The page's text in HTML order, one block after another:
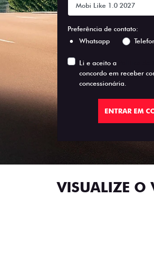
Preferência de contato:
Whatsapp
Li e aceito a
concordo em receber
concessionária.
ENTRAR EM
VISUALIZE O